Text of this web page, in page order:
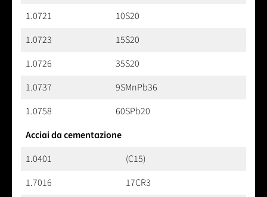
1.0721
10S20
1.0723
15S20
1.0726
35S20
1.0737
9SMnPb36
1.0758
60SPb20
Acciai da cementazione
1.0401
(C15)
1.7016
17CR3